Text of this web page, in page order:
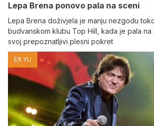
Lepa Brena ponovo pala na sceni
Lepa Brena doživjela je manju nezgodu
budvanskom klubu Top Hill, kada je pala
svoj prepoznatljivi plesni pokret
EX YU